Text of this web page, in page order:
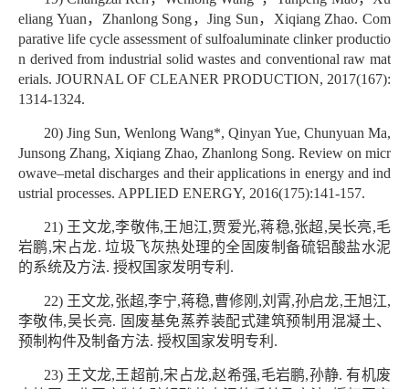
eliang Yuan，Zhanlong Song，Jing Sun，Xiqiang Zhao. Com
parative life cycle assessment of sulfoaluminate clinker productio
n derived from industrial solid wastes and conventional raw mat
erials. JOURNAL OF CLEANER PRODUCTION, 2017(167):
1314-1324.
20) Jing Sun, Wenlong Wang*, Qinyan Yue, Chunyuan Ma,
Junsong Zhang, Xiqiang Zhao, Zhanlong Song. Review on micr
owave–metal discharges and their applications in energy and ind
ustrial processes. APPLIED ENERGY, 2016(175):141-157.
21) 王文龙,李敬伟,王旭江,贾爱光,蒋稳,张超,吴长亮,毛
岩鹏,宋占龙. 垃圾飞灰热处理的全固废制备硫铝酸盐水泥
的系统及方法. 授权国家发明专利.
22) 王文龙,张超,李宁,蒋稳,曹修刚,刘霄,孙启龙,王旭江,
李敬伟,吴长亮. 固废基免蒸养装配式建筑预制用混凝土、
预制构件及制备方法. 授权国家发明专利.
23) 王文龙,王超前,宋占龙,赵希强,毛岩鹏,孙静. 有机废